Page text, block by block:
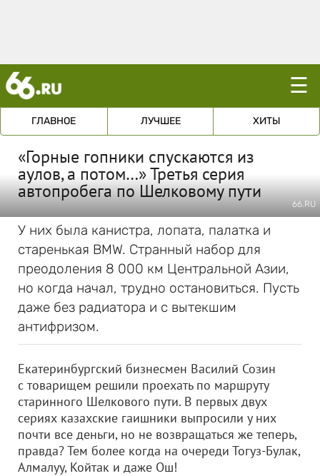
☰
ГЛАВНОЕ ЛУЧШЕЕ ХИТЫ
«Горные гопники спускаются из
аулов, а потом…» Третья серия
автопробега по Шелковому пути
66.RU
У них была канистра, лопата, палатка и
старенькая BMW. Странный набор для
преодоления 8 000 км Центральной Азии,
но когда начал, трудно остановиться. Пусть
даже без радиатора и с вытекшим
антифризом.
Екатеринбургский бизнесмен Василий Созин
с товарищем решили проехать по маршруту
старинного Шелкового пути. В первых двух
сериях казахские гаишники выпросили у них
почти все деньги, но не возвращаться же теперь,
правда? Тем более когда на очереди Тогуз-Булак,
Алмалуу, Койтак и даже Ош!